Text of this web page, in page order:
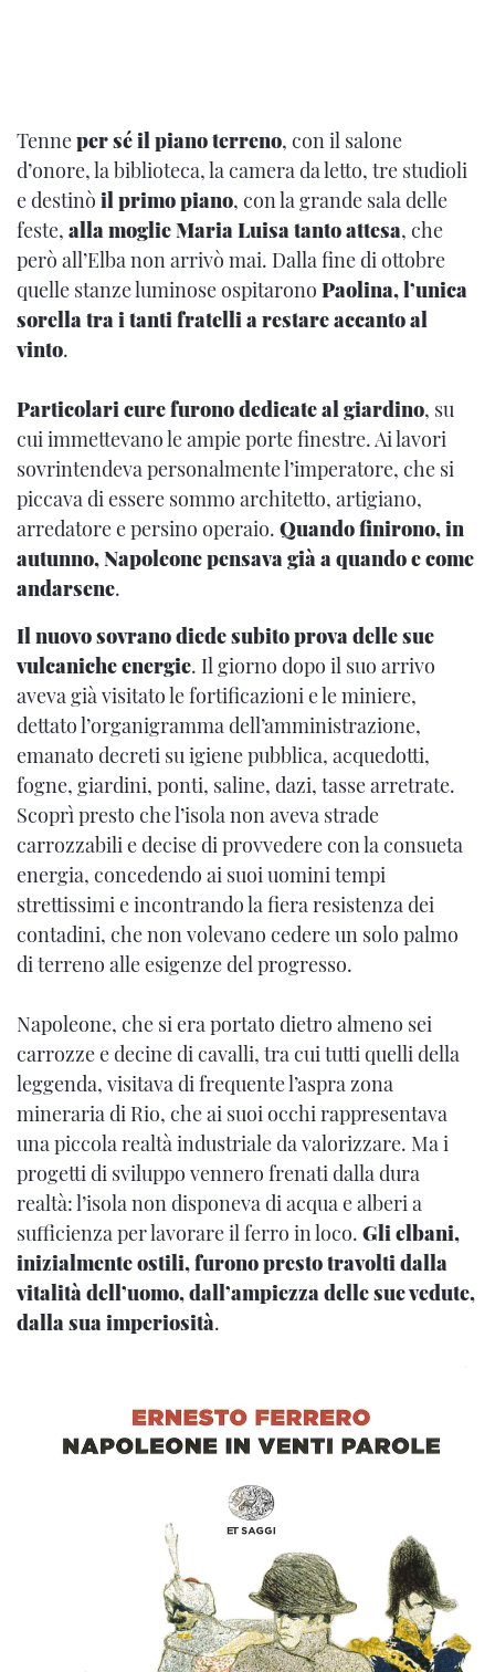
Tenneper sé il piano terreno, con il salone
d’onore, la biblioteca, la camera da letto, tre studioli
e destinò il primo piano, con la grande sala delle
feste, alla moglie Maria Luisa tanto attesa, che
però all’Elba non arrivò mai. Dalla fine di ottobre
quelle stanze luminose ospitarono Paolina, l’unica
sorella tra i tanti fratelli a restare accanto al
vinto.
Particolari cure furono dedicate al giardino, su
cui immettevano le ampie porte finestre. Ai lavori
sovrintendeva personalmente l’imperatore, che si
piccava di essere sommo architetto, artigiano,
arredatore e persino operaio. Quando finirono, in
autunno, Napoleone pensava già a quando e come
andarsene.
Il nuovo sovrano diede subito prova delle sue
vulcaniche energie. Il giorno dopo il suo arrivo
aveva già visitato le fortificazioni e le miniere,
dettato l’organigramma dell’amministrazione,
emanato decreti su igiene pubblica, acquedotti,
fogne, giardini, ponti, saline, dazi, tasse arretrate.
Scoprì presto che l’isola non aveva strade
carrozzabili e decise di provvedere con la consueta
energia, concedendo ai suoi uomini tempi
strettissimi e incontrando la fiera resistenza dei
contadini, che non volevano cedere un solo palmo
di terreno alle esigenze del progresso.
Napoleone, che si era portato dietro almeno sei
carrozze e decine di cavalli, tra cui tutti quelli della
leggenda, visitava di frequente l’aspra zona
mineraria di Rio, che ai suoi occhi rappresentava
una piccola realtà industriale da valorizzare. Ma i
progetti di sviluppo vennero frenati dalla dura
realtà: l’isola non disponeva di acqua e alberi a
sufficienza per lavorare il ferro in loco. Gli elbani,
inizialmente ostili, furono presto travolti dalla
vitalità dell’uomo, dall’ampiezza delle sue vedute,
dalla sua imperiosità.